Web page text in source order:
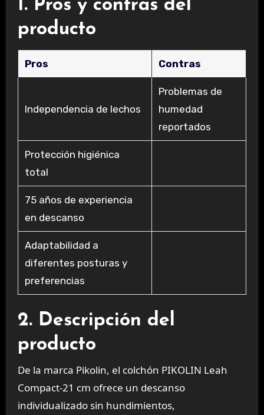
1. Pros y contras del
producto
Pros Contras
Independencia de lechos
Problemas de
humedad
reportados
Protección higiénica
total
75 años de experiencia
en descanso
Adaptabilidad a
diferentes posturas y
preferencias
2. Descripción del
producto
De la marca Pikolin, el colchón PIKOLIN Leah
Compact-21 cm ofrece un descanso
individualizado sin hundimientos,